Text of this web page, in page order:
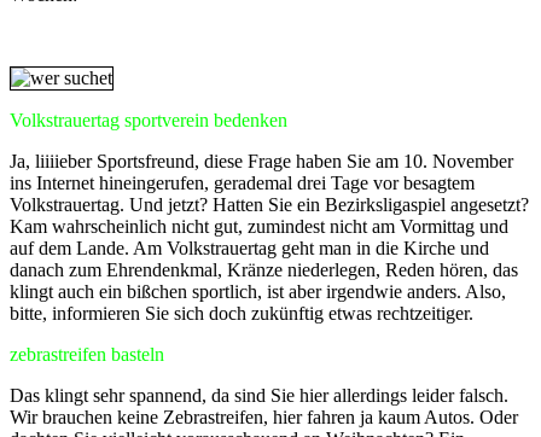
Volkstrauertag sportverein bedenken
Ja, liiiieber Sportsfreund, diese Frage haben Sie am 10. November
ins Internet hineingerufen, gerademal drei Tage vor besagtem
Volkstrauertag. Und jetzt? Hatten Sie ein Bezirksligaspiel angesetzt?
Kam wahrscheinlich nicht gut, zumindest nicht am Vormittag und
auf dem Lande. Am Volkstrauertag geht man in die Kirche und
danach zum Ehrendenkmal, Kränze niederlegen, Reden hören, das
klingt auch ein bißchen sportlich, ist aber irgendwie anders. Also,
bitte, informieren Sie sich doch zukünftig etwas rechtzeitiger.
zebrastreifen basteln
Das klingt sehr spannend, da sind Sie hier allerdings leider falsch.
Wir brauchen keine Zebrastreifen, hier fahren ja kaum Autos. Oder